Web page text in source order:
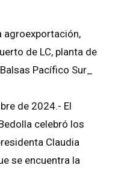
agroexportación,
de LC, planta de
Pacífico Sur_
de 2024.- El
celebró los
Claudia
se encuentra la